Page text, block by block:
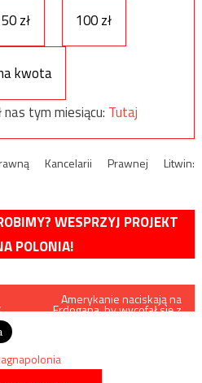
50 zł 100 zł
kwota
tym miesiącu: Tutaj
Kancelarii Prawnej Litwin:
WESPRZYJ PROJEKT
POLONIA!
Amerykanie naciskają na
Erdogana, by wycofał się z